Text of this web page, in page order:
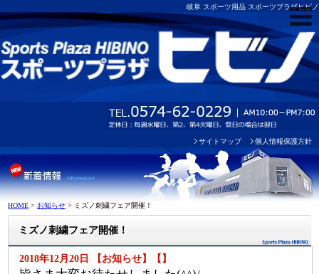
岐阜 スポーツ用品 スポーツプラザヒビノ
サイトマップ 個人情報保護方針
HOME > お知らせ > ミズノ刺繍フェア開催！
ミズノ刺繍フェア開催！
2018年12月20日 【お知らせ】【】